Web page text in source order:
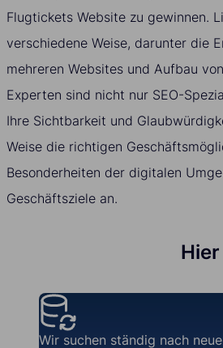
Flugtickets Website zu gewinnen.
verschiedene Weise, darunter die
mehreren Websites und Aufbau
Experten sind nicht nur SEO-
Ihre Sichtbarkeit und
Weise die richtigen
Besonderheiten der digitalen
Geschäftsziele an.
Wir suchen ständig nach